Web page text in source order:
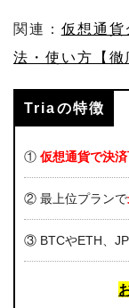
関連： 仮想通
法・使い方【徹
Triaの特徴
① 仮想通貨で決
② 最上位プランで
③ BTCやETH、